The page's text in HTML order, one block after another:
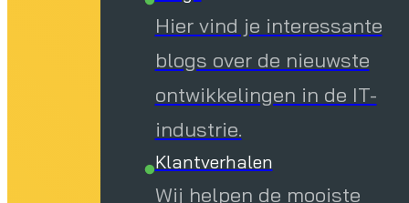
Hier vind je interessante
blogs over de nieuwste
ontwikkelingen in de IT-
industrie.
Klantverhalen
Wij helpen de mooiste